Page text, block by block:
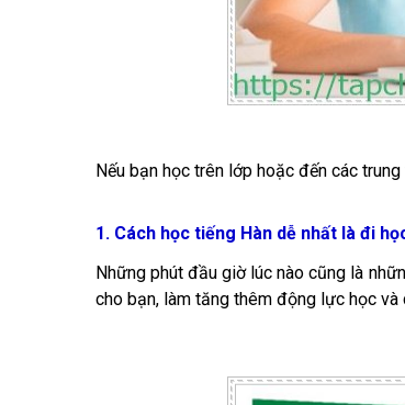
Nếu bạn học trên lớp hoặc đến các
1. Cách học tiếng Hàn dễ nhất là đi
Những phút đầu giờ lúc nào cũng là
cho bạn, làm tăng thêm động lực học